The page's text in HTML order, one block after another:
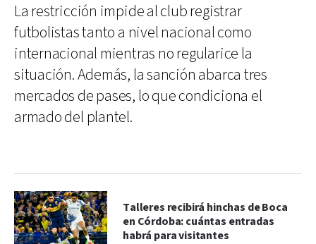
La restricción impide al club registrar
futbolistas tanto a nivel nacional como
internacional mientras no regularice la
situación. Además, la sanción abarca tres
mercados de pases, lo que condiciona el
armado del plantel.
Talleres recibirá hinchas de Boca
en Córdoba: cuántas entradas
habrá para visitantes